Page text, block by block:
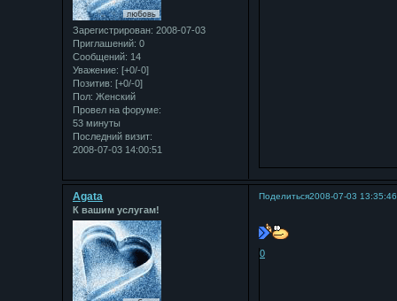
Зарегистрирован: 2008-07-03
Приглашений: 0
Сообщений: 14
Уважение: [+0/-0]
Позитив: [+0/-0]
Пол: Женский
Провел на форуме:
53 минуты
Последний визит:
2008-07-03 14:00:51
Поделиться2008-07-03 13:35:46
Agata
К вашим услугам!
0